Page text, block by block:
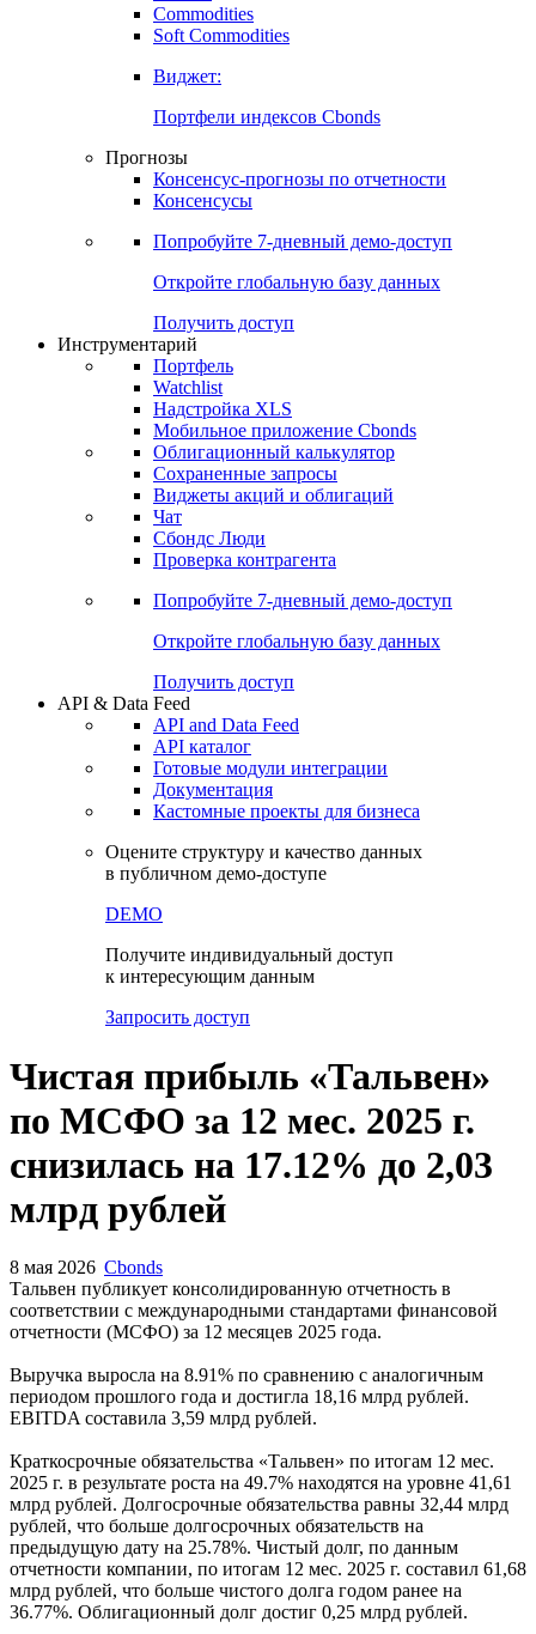
Commodities
Золото
Бензин
Soft Commodities
Виджет:
Портфели индексов Cbonds
Прогнозы
Консенсусы
Попробуйте7-дневный
Откройте глобальную базу данных
Получить доступ
Инструментарий
Портфель
Watchlist
Надстройка XLS
Мобильное приложение Cbonds
Облигационный калькулятор
Сохраненные запросы
Чат
Проверка контрагента
Попробуйте7-дневный
Откройте глобальную базу данных
Получить доступ
API & Data Feed
API and Data Feed
Готовые модули интеграции
Документация
в публичном демо-доступе
к интересующим данным
Запросить доступ
Чистая прибыль «Тальвен»
по МСФО за 12 мес. 2025 г.
млрд рублей
Тальвен публикует консолидированную отчетность в
соответствии с международными стандартами финансовой
отчетности (МСФО) за 12 месяцев 2025 года.
Выручка выросла на 8.91% по сравнению с аналогичным
периодом прошлого года и достигла 18,16 млрд рублей.
EBITDA составила 3,59 млрд рублей.
Краткосрочные обязательства «Тальвен» по итогам 12 мес.
2025 г. в результате роста на 49.7% находятся на уровне 41,61
млрд рублей. Долгосрочные обязательства равны 32,44 млрд
рублей, что больше долгосрочных обязательств на